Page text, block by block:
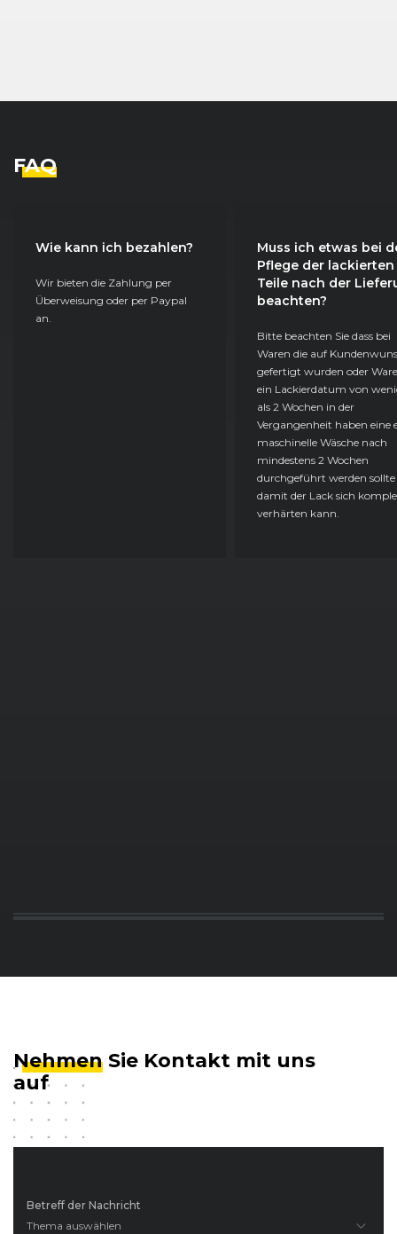
FAQ
Wie kann ich bezahlen?
Wir bieten die Zahlung per
Überweisung oder per Paypal
an.
Muss ich etwas bei
Pflege der lackierten
Teile nach der
beachten?
Bitte beachten Sie dass bei
Waren die auf
gefertigt wurden oder
ein Lackierdatum von
als 2 Wochen in der
Vergangenheit haben eine
maschinelle Wäsche nach
mindestens 2 Wochen
durchgeführt werden sollte
damit der Lack sich
verhärten kann.
Betreff der Nachricht
Thema auswählen
Nehmen Sie Kontakt mit uns
auf